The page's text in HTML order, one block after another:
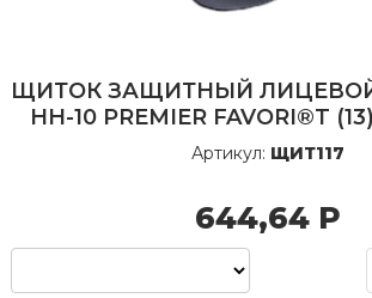
ЩИТОК ЗАЩИТНЫЙ
НН-10 PREMIER FAVORI®T
Артикул: ЩИТ117
644,64 Р